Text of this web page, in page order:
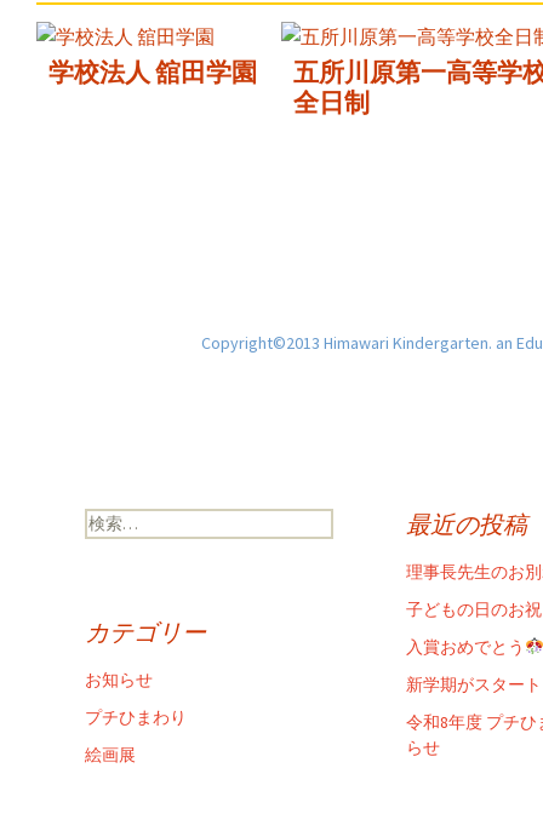
学校法人 舘田学園
五所川原第一高等学
全日制
Copyright©2013 Himawari Kindergarten. an
検
索:
最近の投稿
理事長先生のお
子どもの日のお
入賞おめでとう
新学期がスター
令和8年度 プチ
らせ
カテゴリー
お知らせ
プチひまわり
絵画展